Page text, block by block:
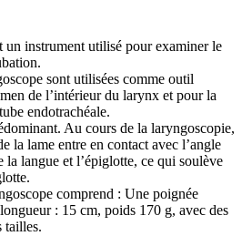
un instrument utilisé pour examiner le
sont utilisées comme outil
de l’intérieur du larynx et pour la
endotrachéale.
Au cours de la laryngoscopie,
la lame entre en contact avec l’angle
la langue et l’épiglotte, ce qui soulève
comprend : Une poignée
: 15 cm, poids 170 g, avec des
tailles.